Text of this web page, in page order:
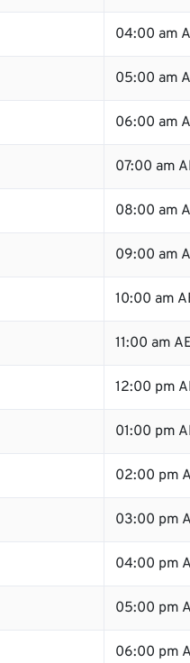
04:00 am
05:00 am
06:00 am
07:00 am
08:00 am
09:00 am
10:00 am
11:00 am
12:00 pm
01:00 pm
02:00 pm
03:00 pm
04:00 pm
05:00 pm
06:00 pm